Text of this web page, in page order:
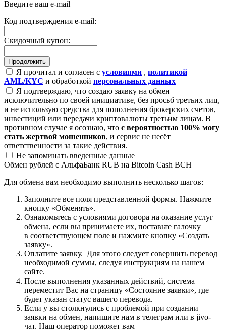
Введите ваш e-mail
Код подтверждения e-mail:
Скидочный купон:
Я прочитал и согласен с условиями , политикой
AML/KYC и обработкой персональных данных
Я подтверждаю, что создаю заявку на обмен
исключительно по своей инициативе, без просьб третьих лиц,
и не использую средства для пополнения брокерских счетов,
инвестиций или передачи криптовалюты третьим лицам. В
противном случае я осознаю, что с вероятностью 100% могу
стать жертвой мошенников, и сервис не несёт
ответственности за такие действия.
Не запоминать введенные данные
Обмен рублей с АльфаБанк RUB на Bitcoin Cash BCH
Для обмена вам необходимо выполнить несколько шагов:
Заполните все поля представленной формы. Нажмите
кнопку «Обменять».
Ознакомьтесь с условиями договора на оказание услуг
обмена, если вы принимаете их, поставьте галочку
в соответствующем поле и нажмите кнопку «Создать
заявку».
Оплатите заявку. Для этого следует совершить перевод
необходимой суммы, следуя инструкциям на нашем
сайте.
После выполнения указанных действий, система
переместит Вас на страницу «Состояние заявки», где
будет указан статус вашего перевода.
Если у вы столкнулись с проблемой при создании
заявки на обмен, напишите нам в телеграм или в jivo-
чат. Наш оператор поможет вам